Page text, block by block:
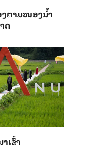
ງ​ຕາມ​​ໜອງນ້ຳ​​
ເຂົ້າ